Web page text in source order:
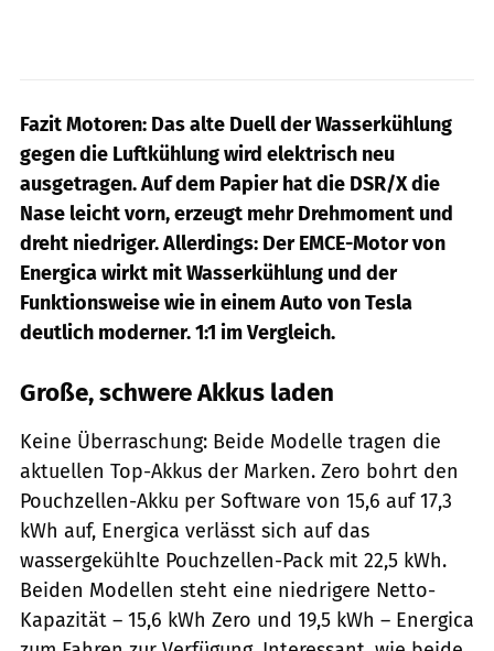
Fazit Motoren: Das alte Duell der Wasserkühlung
gegen die Luftkühlung wird elektrisch neu
ausgetragen. Auf dem Papier hat die DSR/X die
Nase leicht vorn, erzeugt mehr Drehmoment und
dreht niedriger. Allerdings: Der EMCE-Motor von
Energica wirkt mit Wasserkühlung und der
Funktionsweise wie in einem Auto von Tesla
deutlich moderner. 1:1 im Vergleich.
Große, schwere Akkus laden
Keine Überraschung: Beide Modelle tragen die
aktuellen Top-Akkus der Marken. Zero bohrt den
Pouchzellen-Akku per Software von 15,6 auf 17,3
kWh auf, Energica verlässt sich auf das
wassergekühlte Pouchzellen-Pack mit 22,5 kWh.
Beiden Modellen steht eine niedrigere Netto-
Kapazität – 15,6 kWh Zero und 19,5 kWh – Energica